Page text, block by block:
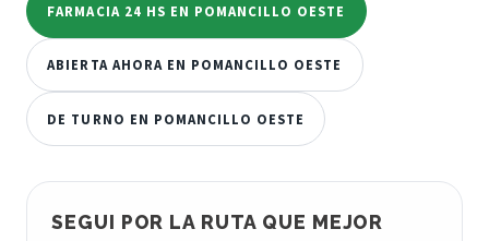
FARMACIA 24 HS EN POMANCILLO OESTE
ABIERTA AHORA EN POMANCILLO OESTE
DE TURNO EN POMANCILLO OESTE
SEGUI POR LA RUTA QUE MEJOR